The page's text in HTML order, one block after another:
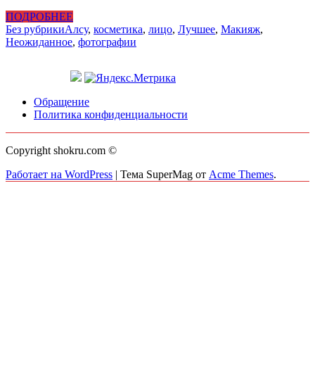
ПОДРОБНЕЕ
Без рубрикиАлсу, косметика, лицо, Лучшее, Макияж,
Неожиданное, фотографии
Обращение
Политика конфиденциальности
Copyright shokru.com ©
Работает на WordPress | Тема SuperMag от Acme Themes.